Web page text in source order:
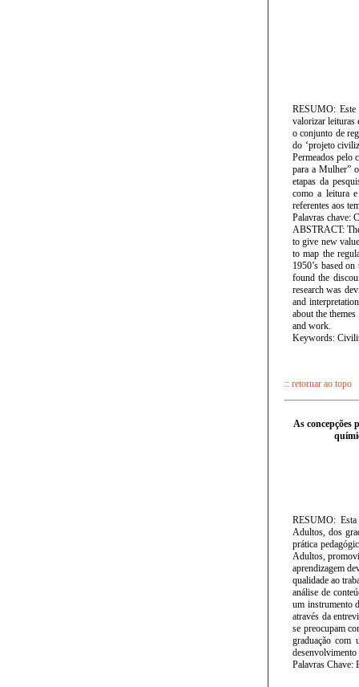
RESUMO: Este
valorizar leituras
o conjunto de
do ‘projeto
Permeados pelo
para a Mulher”
etapas da
como a leitura
referentes aos
Palavras chave:
ABSTRACT:
to give new
to map the
1950’s based
found the
research was
and
about the
and work.
Keywords:
:: retornar ao topo
As concepções
RESUMO: Esta
Adultos, dos
prática
Adultos,
aprendizagem
qualidade ao
análise de
um instrumento
através da
se preocupam
graduação com
Palavras Chave: